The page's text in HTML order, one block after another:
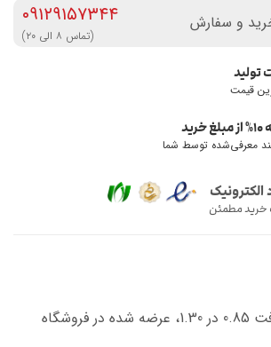
(تماس ۸ الی ۲۰)
و سفارش ۰۹۱۲۹۱۵۷۳۴۴
تولید
قیمت
معرفی‌شده توسط شما
الکترونیک
مطمئن
قالیچه ترکمن دستبافت 0.85 در 1.30، عرضه شده در فروشگاه